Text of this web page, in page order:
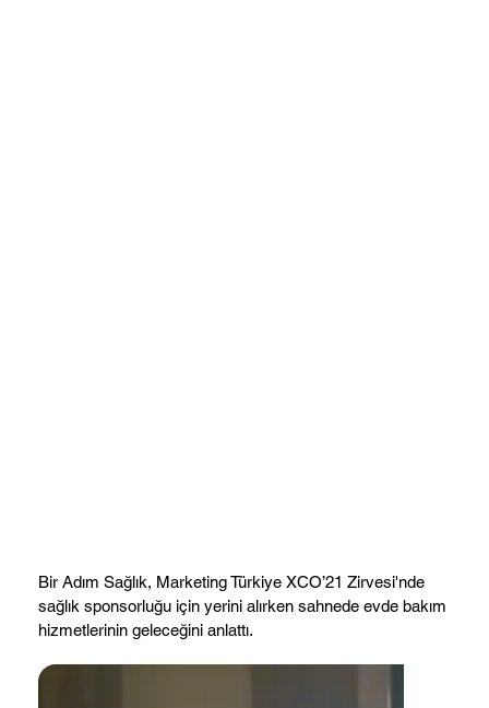
Bir Adım Sağlık, Marketing Türkiye XCO’21 Zirvesi'nde
sağlık sponsorluğu için yerini alırken sahnede evde bakım
hizmetlerinin geleceğini anlattı.